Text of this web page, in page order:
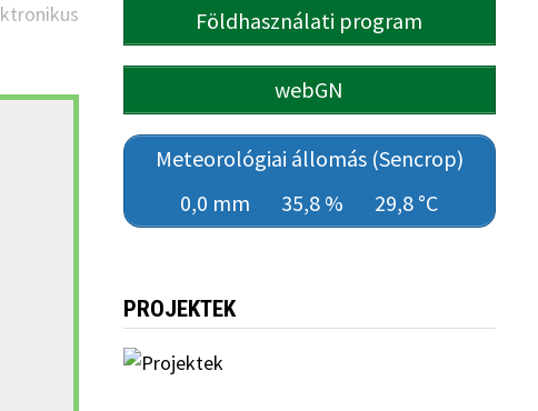
Földhasználati program
webGN
Meteorológiai állomás (Sencrop)
0,0 mm
35,8 % 29,8 °C
PROJEKTEK